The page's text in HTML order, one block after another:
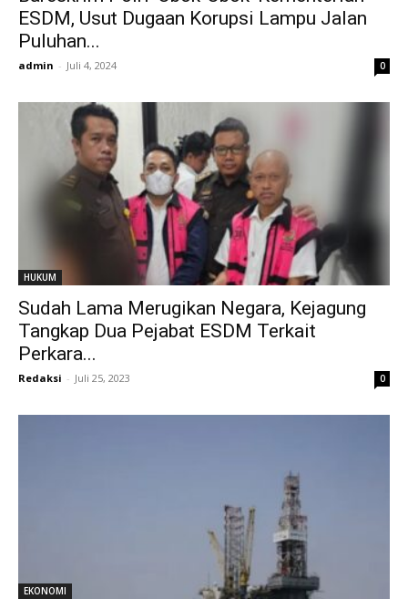
ESDM, Usut Dugaan Korupsi Lampu Jalan
Puluhan...
admin - Juli 4, 2024 0
HUKUM
Sudah Lama Merugikan Negara, Kejagung
Tangkap Dua Pejabat ESDM Terkait
Perkara...
Redaksi - Juli 25, 2023 0
EKONOMI